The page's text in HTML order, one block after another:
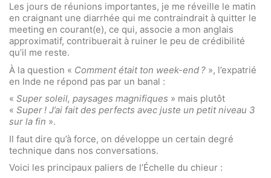
Les jours de réunions importantes, je me réveille le matin
en craignant une diarrhée qui me contraindrait à quitter le
meeting en courant(e), ce qui, associe a mon anglais
approximatif, contribuerait à ruiner le peu de crédibilité
qu’il me reste.
À la question « Comment était ton week-end ? », l’expatrié
en Inde ne répond pas par un banal :
« Super soleil, paysages magnifiques » mais plutôt
« Super ! J’ai fait des perfects avec juste un petit niveau 3
sur la fin ».
Il faut dire qu’à force, on développe un certain degré
technique dans nos conversations.
Voici les principaux paliers de l’Échelle du chieur :